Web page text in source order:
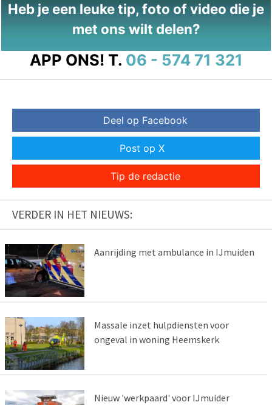
Heb je een leuke tip, foto of video die je
met ons wilt delen?
APP ONS! T. 06 - 574 71 321
Deel op Facebook
Post op X
Tip de redactie
VERDER IN HET NIEUWS:
Aanrijding met ambulance in IJmuiden
Massale inzet hulpdiensten voor
ongeval in woning Heemskerk
Nieuw 'werkpaard' voor IJmuider